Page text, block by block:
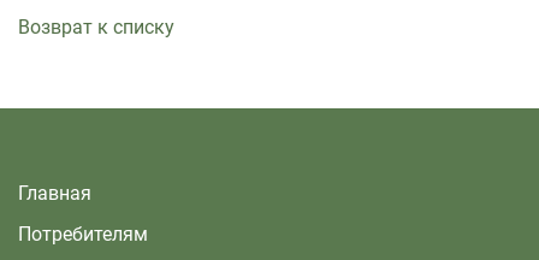
Возврат к списку
Главная
Потребителям